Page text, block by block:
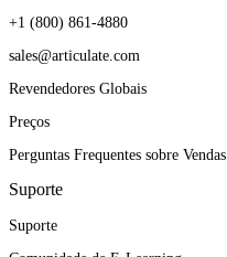
+1 (800) 861-4880
sales@articulate.com
Revendedores Globais
Preços
Perguntas Frequentes sobre Vendas
Suporte
Suporte